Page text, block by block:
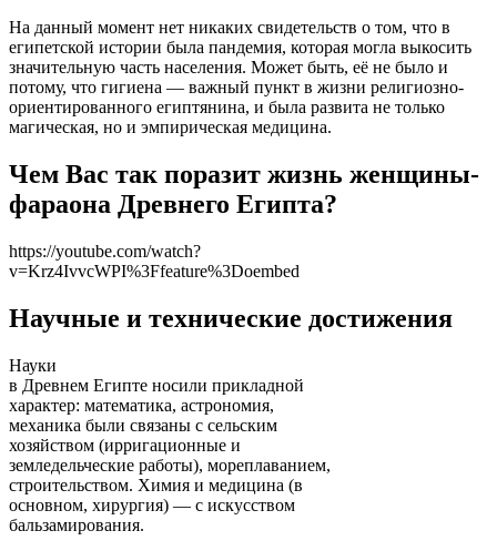
На данный момент нет никаких свидетельств о том, что в
египетской истории была пандемия, которая могла выкосить
значительную часть населения. Может быть, её не было и
потому, что гигиена — важный пункт в жизни религиозно-
ориентированного египтянина, и была развита не только
магическая, но и эмпирическая медицина.
Чем Вас так поразит жизнь женщины-
фараона Древнего Египта?
https://youtube.com/watch?
v=Krz4IvvcWPI%3Ffeature%3Doembed
Научные и технические достижения
Науки
в Древнем Египте носили прикладной
характер: ма­тематика, астрономия,
механика были связаны с сельским
хо­зяйством (ирригационные и
земледельческие работы), мо­реплаванием,
строительством. Химия и медицина (в
основ­ном, хирургия) — с искусством
бальзамирования.